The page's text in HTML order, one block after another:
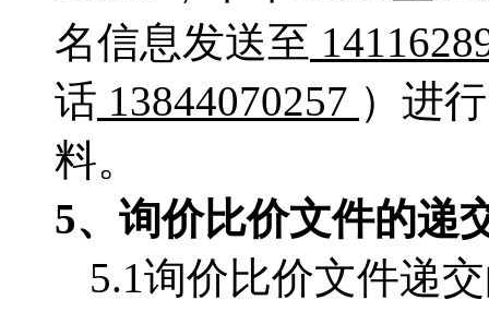
名信息发送至
话 13844070257 ）进
料。
5、 询价比价文件的递
5.1询价比价文件递